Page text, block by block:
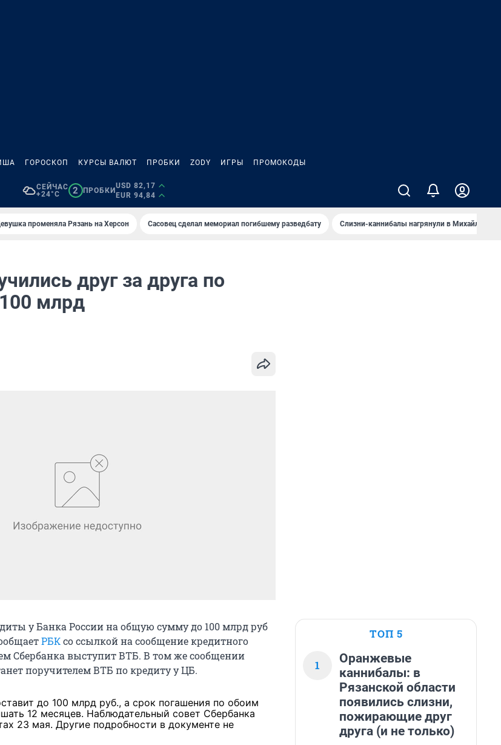
ГОРОСКОП КУРСЫ ВАЛЮТ ПРОБКИ ZODY ИГРЫ ПРОМОКОДЫ
СЕЙЧАС
+24°C
2 ПРОБКИ
USD 82,17
EUR 94,84
променяла Рязань на Херсон Сасовец сделал мемориал погибшему разведбату Слизни-каннибалы нагрянули в Михайлов
друг за друга по
млрд
у Банка России на общую сумму до 100 млрд руб
РБКсо ссылкой на сообщение кредитного
Сбербанка выступит ВТБ. В том же сообщении
поручителем ВТБ по кредиту у ЦБ.
до 100 млрд руб., а срок погашения по обоим
12 месяцев. Наблюдательный совет Сбербанка
23 мая. Другие подробности в документе не
ТОП 5
1
Оранжевые
каннибалы: в
Рязанской области
появились слизни,
пожирающие друг
друга (и не только)